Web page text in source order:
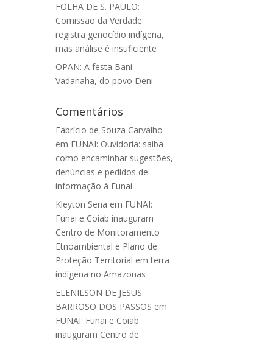
FOLHA DE S. PAULO:
Comissão da Verdade
registra genocídio indígena,
mas análise é insuficiente
OPAN: A festa Bani
Vadanaha, do povo Deni
Comentários
Fabrício de Souza Carvalho
em FUNAI: Ouvidoria: saiba
como encaminhar sugestões,
denúncias e pedidos de
informação à Funai
Kleyton Sena em FUNAI:
Funai e Coiab inauguram
Centro de Monitoramento
Etnoambiental e Plano de
Proteção Territorial em terra
indígena no Amazonas
ELENILSON DE JESUS
BARROSO DOS PASSOS em
FUNAI: Funai e Coiab
inauguram Centro de